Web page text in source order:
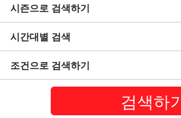
시즌으로 검색하기
시간대별 검색
조건으로 검색하기